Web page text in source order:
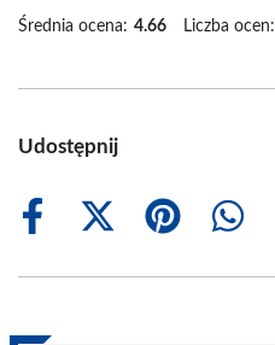
Średnia ocena: 4.66 Liczba ocen:
Udostępnij
Share
Share
(Twitter)
Share
Share